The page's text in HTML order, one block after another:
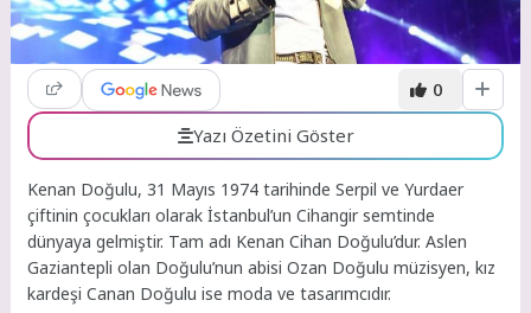
0
Yazı Özetini Göster
Kenan Doğulu, 31 Mayıs 1974 tarihinde Serpil ve Yurdaer
çiftinin çocukları olarak İstanbul’un Cihangir semtinde
dünyaya gelmiştir. Tam adı Kenan Cihan Doğulu’dur. Aslen
Gaziantepli olan Doğulu’nun abisi Ozan Doğulu müzisyen, kız
kardeşi Canan Doğulu ise moda ve tasarımcıdır.